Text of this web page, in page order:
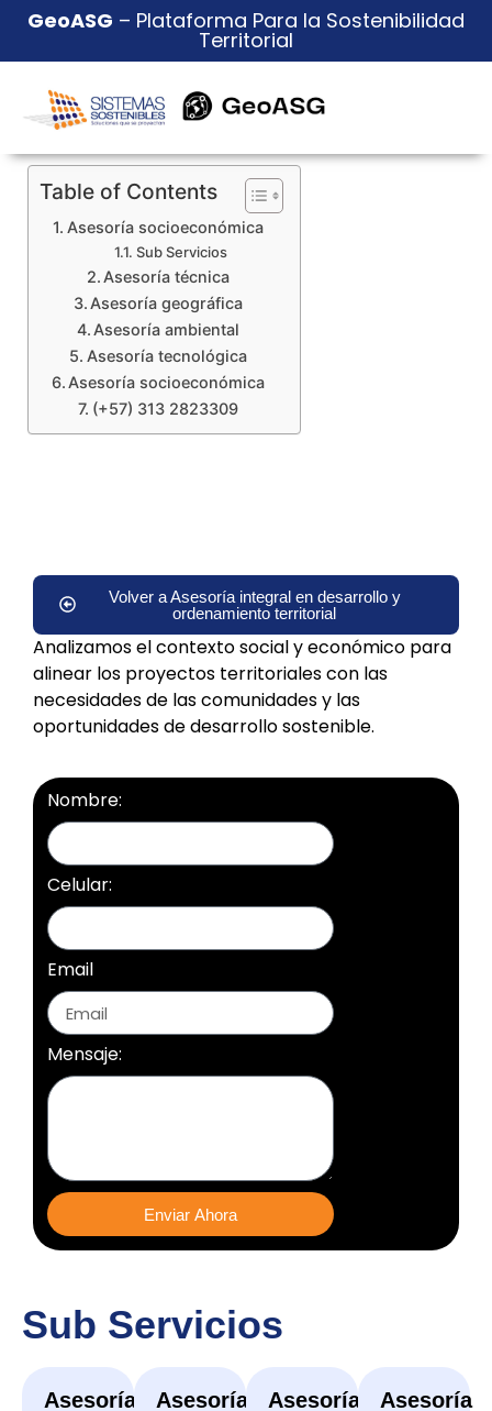
GeoASG – Plataforma Para la Sostenibilidad
Territorial
Table of Contents
Asesoría socioeconómica
Sub Servicios
Asesoría técnica
Asesoría geográfica
Asesoría ambiental
Asesoría tecnológica
Asesoría socioeconómica
(+57) 313 2823309
Volver a Asesoría integral en desarrollo y
ordenamiento territorial
Analizamos el contexto social y económico para
alinear los proyectos territoriales con las
necesidades de las comunidades y las
oportunidades de desarrollo sostenible.
Nombre:
Celular:
Email
Mensaje:
Enviar Ahora
Sub Servicios
Asesoría
Asesoría
Asesoría
Asesoría